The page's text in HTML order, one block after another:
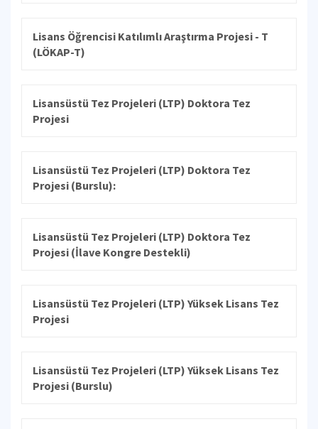
Lisans Öğrencisi Katılımlı Araştırma Projesi - T
(LÖKAP-T)
Lisansüstü Tez Projeleri (LTP) Doktora Tez
Projesi
Lisansüstü Tez Projeleri (LTP) Doktora Tez
Projesi (Burslu):
Lisansüstü Tez Projeleri (LTP) Doktora Tez
Projesi (İlave Kongre Destekli)
Lisansüstü Tez Projeleri (LTP) Yüksek Lisans Tez
Projesi
Lisansüstü Tez Projeleri (LTP) Yüksek Lisans Tez
Projesi (Burslu)